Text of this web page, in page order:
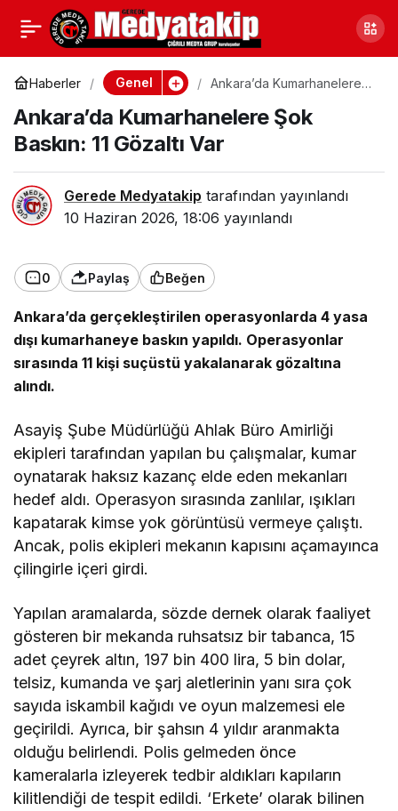
Haberler Genel
Ankara’da Kumarhanelere
Ankara’da Kumarhanelere Şok
Baskın: 11 Gözaltı Var
Gerede Medyatakip tarafından yayınlandı
10 Haziran 2026, 18:06 yayınlandı
0 Paylaş Beğen
Ankara’da gerçekleştirilen operasyonlarda 4 yasa
dışı kumarhaneye baskın yapıldı. Operasyonlar
sırasında 11 kişi suçüstü yakalanarak gözaltına
alındı.
Asayiş Şube Müdürlüğü Ahlak Büro Amirliği
ekipleri tarafından yapılan bu çalışmalar, kumar
oynatarak haksız kazanç elde eden mekanları
hedef aldı. Operasyon sırasında zanlılar, ışıkları
kapatarak kimse yok görüntüsü vermeye çalıştı.
Ancak, polis ekipleri mekanın kapısını açamayınca
çilingirle içeri girdi.
Yapılan aramalarda, sözde dernek olarak faaliyet
gösteren bir mekanda ruhsatsız bir tabanca, 15
adet çeyrek altın, 197 bin 400 lira, 5 bin dolar,
telsiz, kumanda ve şarj aletlerinin yanı sıra çok
sayıda iskambil kağıdı ve oyun malzemesi ele
geçirildi. Ayrıca, bir şahsın 4 yıldır aranmakta
olduğu belirlendi. Polis gelmeden önce
kameralarla izleyerek tedbir aldıkları kapıların
kilitlendiği de tespit edildi. ‘Erkete’ olarak bilinen
Ankara Sincan’da
Seferberlik Başladı
Paylaş